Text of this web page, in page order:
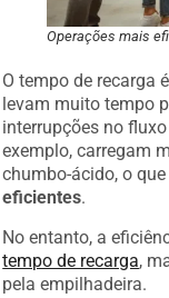
Operações mais
O tempo de recarga
levam muito tempo
interrupções no
exemplo, carregam
chumbo-ácido, o
eficientes.
No entanto, a
tempo de recarga,
pela empilhadeira.